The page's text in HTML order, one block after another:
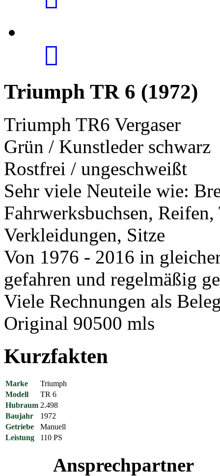
Triumph TR 6 (1972)
Triumph TR6 Vergaser
Grün / Kunstleder schwarz
Rostfrei / ungeschweißt
Sehr viele Neuteile wie:
Fahrwerksbuchsen, Reifen,
Verkleidungen, Sitze
Von 1976 - 2016 in
gefahren und regelmäßig
Viele Rechnungen als
Original 90500 mls
Kurzfakten
Marke
Triumph
Modell
TR 6
Hubraum 2.498
Baujahr
1972
Getriebe
Manuell
Leistung
110 PS
Ansprechpartner